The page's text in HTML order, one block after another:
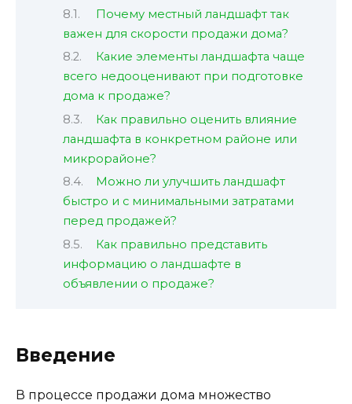
Почему местный ландшафт так
важен для скорости продажи дома?
Какие элементы ландшафта чаще
всего недооценивают при подготовке
дома к продаже?
Как правильно оценить влияние
ландшафта в конкретном районе или
микрорайоне?
Можно ли улучшить ландшафт
быстро и с минимальными затратами
перед продажей?
Как правильно представить
информацию о ландшафте в
объявлении о продаже?
Введение
В процессе продажи дома множество